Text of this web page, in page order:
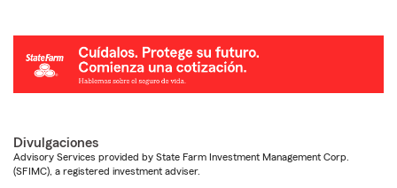
Divulgaciones
Advisory Services provided by State Farm Investment Management Corp.
(SFIMC), a registered investment adviser.